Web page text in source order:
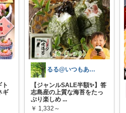
ト
ギ
るる@いつもありがとうございます
【ジャンルSALE半額✨】答
志島産の上質な海苔をたっ
ぷり楽しめ ...
￥ 1,332～